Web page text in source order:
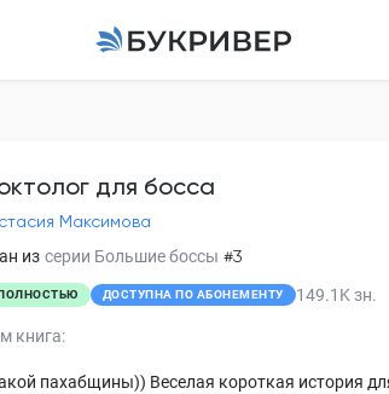
для босса
Максимова
из серии Большие боссы #3
ДОСТУПНА ПО АБОНЕМЕНТУ 149.1K зн.
книга:
пахабщины)) Веселая короткая история